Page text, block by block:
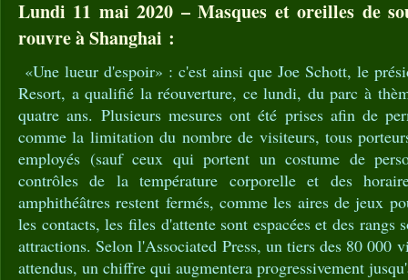
Lundi 11 mai 2020 – Masques et oreilles de
rouvre à Shanghai :
«Une lueur d'espoir» : c'est ainsi que Joe Schott, le
Resort, a qualifié la réouverture, ce lundi, du parc à
quatre ans. Plusieurs mesures ont été prises afin de
comme la limitation du nombre de visiteurs, tous
employés (sauf ceux qui portent un costume de
contrôles de la température corporelle et des
amphithéâtres restent fermés, comme les aires de jeux
les contacts, les files d'attente sont espacées et des rangs
attractions. Selon l'Associated Press, un tiers des 80 000
attendus, un chiffre qui augmentera progressivement